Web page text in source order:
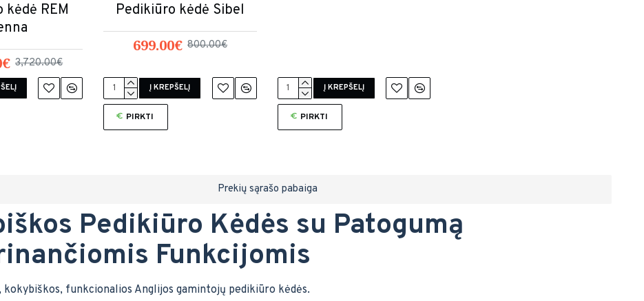
Pedikiūro Kėdės su Patogumą
Funkcijomis
funkcionalios Anglijos gamintojų pedikiūro kėdės.
kėdė REM
3,720.00€
Pedikiūro kėdė Sibel
699.00€ 800.00€
Į KREPŠELĮ
PIRKTI
Į KREPŠELĮ
PIRKTI
Prekių sąrašo pabaiga